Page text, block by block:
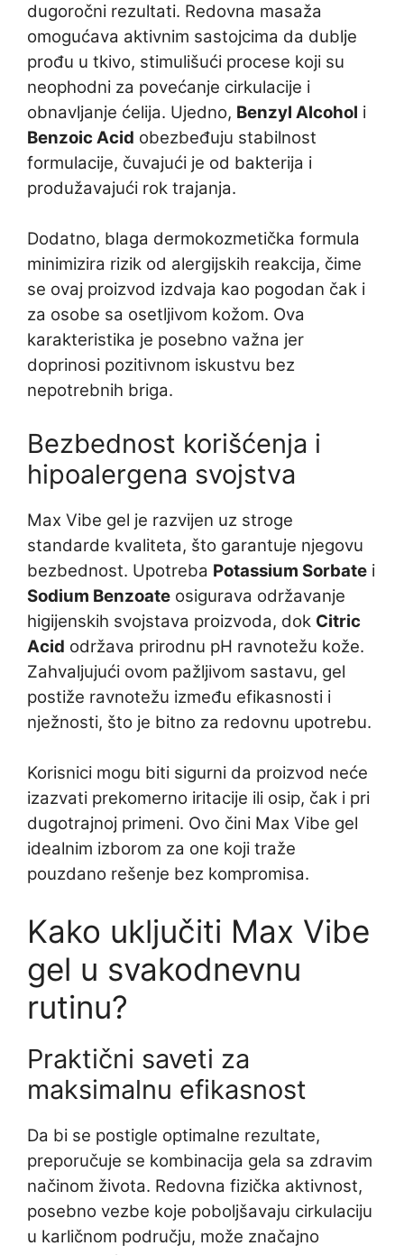
dugoročni rezultati. Redovna masaža
omogućava aktivnim sastojcima da dublje
prođu u tkivo, stimulišući procese koji su
neophodni za povećanje cirkulacije i
obnavljanje ćelija. Ujedno, Benzyl Alcohol i
Benzoic Acid obezbeđuju stabilnost
formulacije, čuvajući je od bakterija i
produžavajući rok trajanja.
Dodatno, blaga dermokozmetička formula
minimizira rizik od alergijskih reakcija, čime
se ovaj proizvod izdvaja kao pogodan čak i
za osobe sa osetljivom kožom. Ova
karakteristika je posebno važna jer
doprinosi pozitivnom iskustvu bez
nepotrebnih briga.
Bezbednost korišćenja i
hipoalergena svojstva
Max Vibe gel je razvijen uz stroge
standarde kvaliteta, što garantuje njegovu
bezbednost. Upotreba Potassium Sorbate i
Sodium Benzoate osigurava održavanje
higijenskih svojstava proizvoda, dok Citric
Acid održava prirodnu pH ravnotežu kože.
Zahvaljujući ovom pažljivom sastavu, gel
postiže ravnotežu između efikasnosti i
nježnosti, što je bitno za redovnu upotrebu.
Korisnici mogu biti sigurni da proizvod neće
izazvati prekomerno iritacije ili osip, čak i pri
dugotrajnoj primeni. Ovo čini Max Vibe gel
idealnim izborom za one koji traže
pouzdano rešenje bez kompromisa.
Kako uključiti Max Vibe
gel u svakodnevnu
rutinu?
Praktični saveti za
maksimalnu efikasnost
Da bi se postigle optimalne rezultate,
preporučuje se kombinacija gela sa zdravim
načinom života. Redovna fizička aktivnost,
posebno vezbe koje poboljšavaju cirkulaciju
u karličnom području, može značajno